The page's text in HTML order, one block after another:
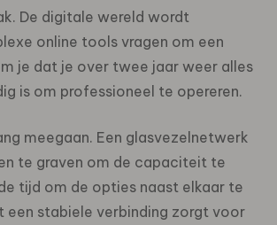
De digitale wereld wordt
online tools vragen om een
je dat je over twee jaar weer alles
is om professioneel te opereren.
meegaan. Een glasvezelnetwerk
te graven om de capaciteit te
tijd om de opties naast elkaar te
een stabiele verbinding zorgt voor